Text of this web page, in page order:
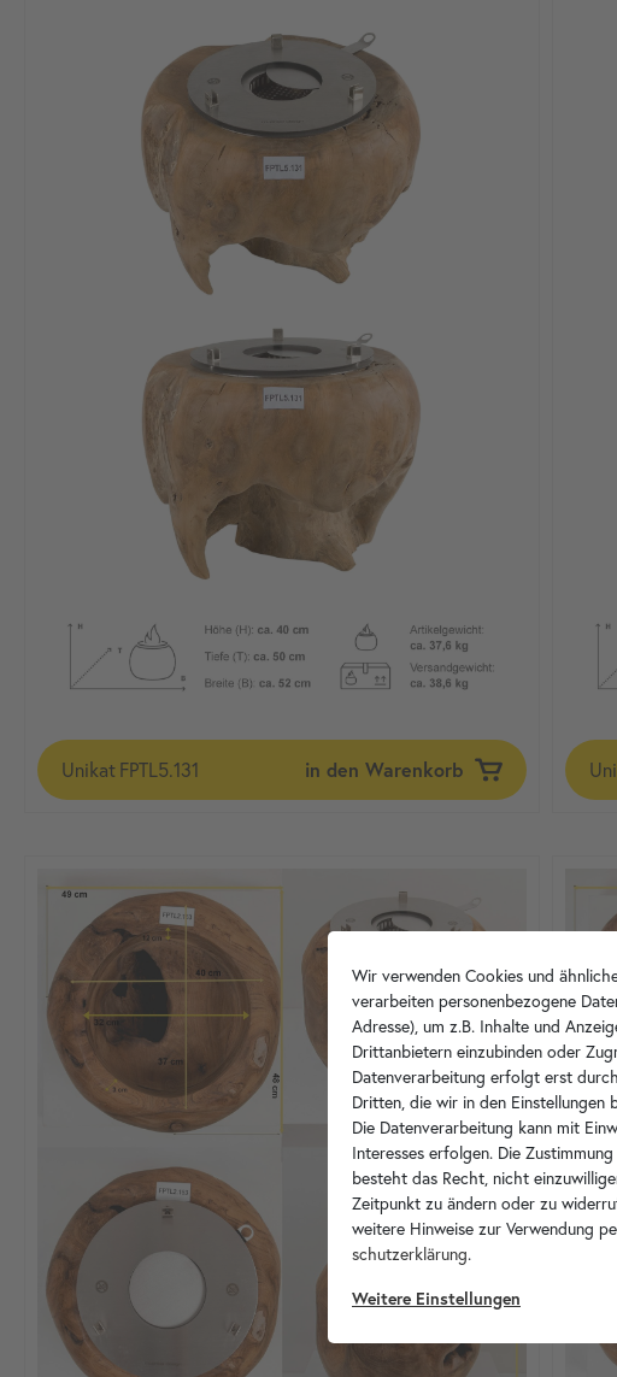
UnikatFPTL5.131 in den Warenkorb
Wir verwenden Cookies und
verarbeiten personenbezogene
Adresse), um z.B. Inhalte und
Drittanbietern einzubinden oder
Datenverarbeitung erfolgt erst
Dritten, die wir in den Einstellungen
Die Datenverarbeitung kann mit
Interesses erfolgen. Die
besteht das Recht, nicht
Zeitpunkt zu ändern oder zu
weitere Hinweise zur Verwendung
schutz­erklärung.
Weitere Einstellungen